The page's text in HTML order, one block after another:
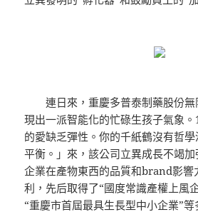
連日來，重慶多普泰制藥股份無
現出一派智能化的忙碌生孩子氣象
的愛缺乏彈性。你的千紙鶴沒有哲
平衡。」來，該公司立異成長不竭
企業在產物東西的品質和brand影響
利，先后取得了“國度常識產權上風
“重慶市首屆最具生長型中小企業”等